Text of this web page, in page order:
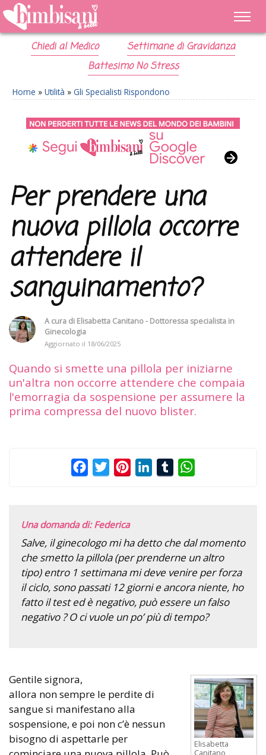
Chiedi al Medico
Settimane di Gravidanza
Battesimo No Stress
Home » Utilità » Gli Specialisti Rispondono
Per prendere una
nuova pillola occorre
attendere il
sanguinamento?
A cura di Elisabetta Canitano - Dottoressa specialista in
Ginecologia
Aggiornato il 18/06/2025
Quando si smette una pillola per iniziarne
un'altra non occorre attendere che compaia
l'emorragia da sospensione per assumere la
prima compressa del nuovo blister.
FacebookTwitterPinterestLinkedInTumblr
Una domanda di: Federica
Salve, il ginecologo mi ha detto che dal momento
che smetto la pillola (per prenderne un altro
tipo) entro 1 settimana mi deve venire per forza
il ciclo, sono passati 12 giorni e ancora niente, ho
fatto il test ed è negativo, può essere un falso
negativo ? O ci vuole un po’ più di tempo?
Elisabetta
Canitano
Gentile signora,
allora non sempre le perdite di
sangue si manifestano alla
sospensione, e poi non c’è nessun
bisogno di aspettarle per